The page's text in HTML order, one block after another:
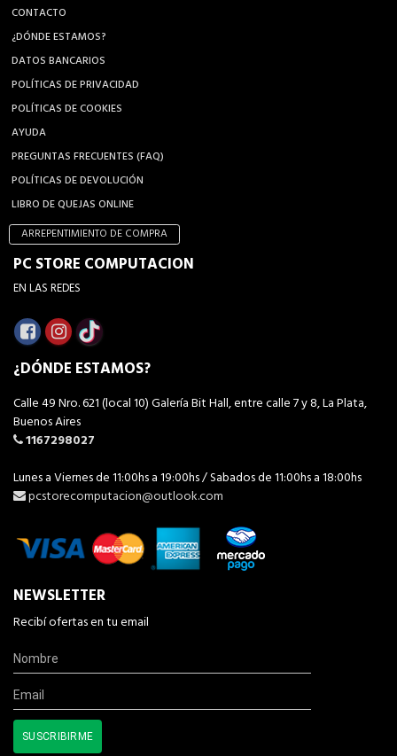
CONTACTO
¿DÓNDE ESTAMOS?
DATOS BANCARIOS
POLÍTICAS DE PRIVACIDAD
POLÍTICAS DE COOKIES
AYUDA
PREGUNTAS FRECUENTES (FAQ)
POLÍTICAS DE DEVOLUCIÓN
LIBRO DE QUEJAS ONLINE
ARREPENTIMIENTO DE COMPRA
PC STORE COMPUTACION
EN LAS REDES
¿DÓNDE ESTAMOS?
Calle 49 Nro. 621 (local 10) Galería Bit Hall, entre calle 7 y 8, La Plata,
Buenos Aires
1167298027
Lunes a Viernes de 11:00hs a 19:00hs / Sabados de 11:00hs a 18:00hs
pcstorecomputacion@outlook.com
NEWSLETTER
Recibí ofertas en tu email